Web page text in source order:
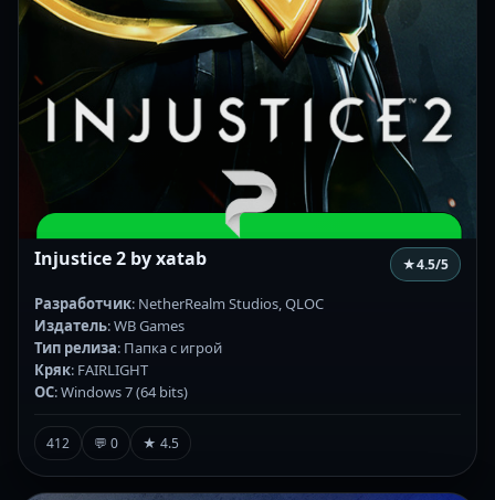
Injustice 2 by xatab ★4.5/5
Разработчик: NetherRealm Studios, QLOC
Издатель: WB Games
Тип релиза: Папка с игрой
Кряк: FAIRLIGHT
ОС: Windows 7 (64 bits)
412 💬 0 ★ 4.5